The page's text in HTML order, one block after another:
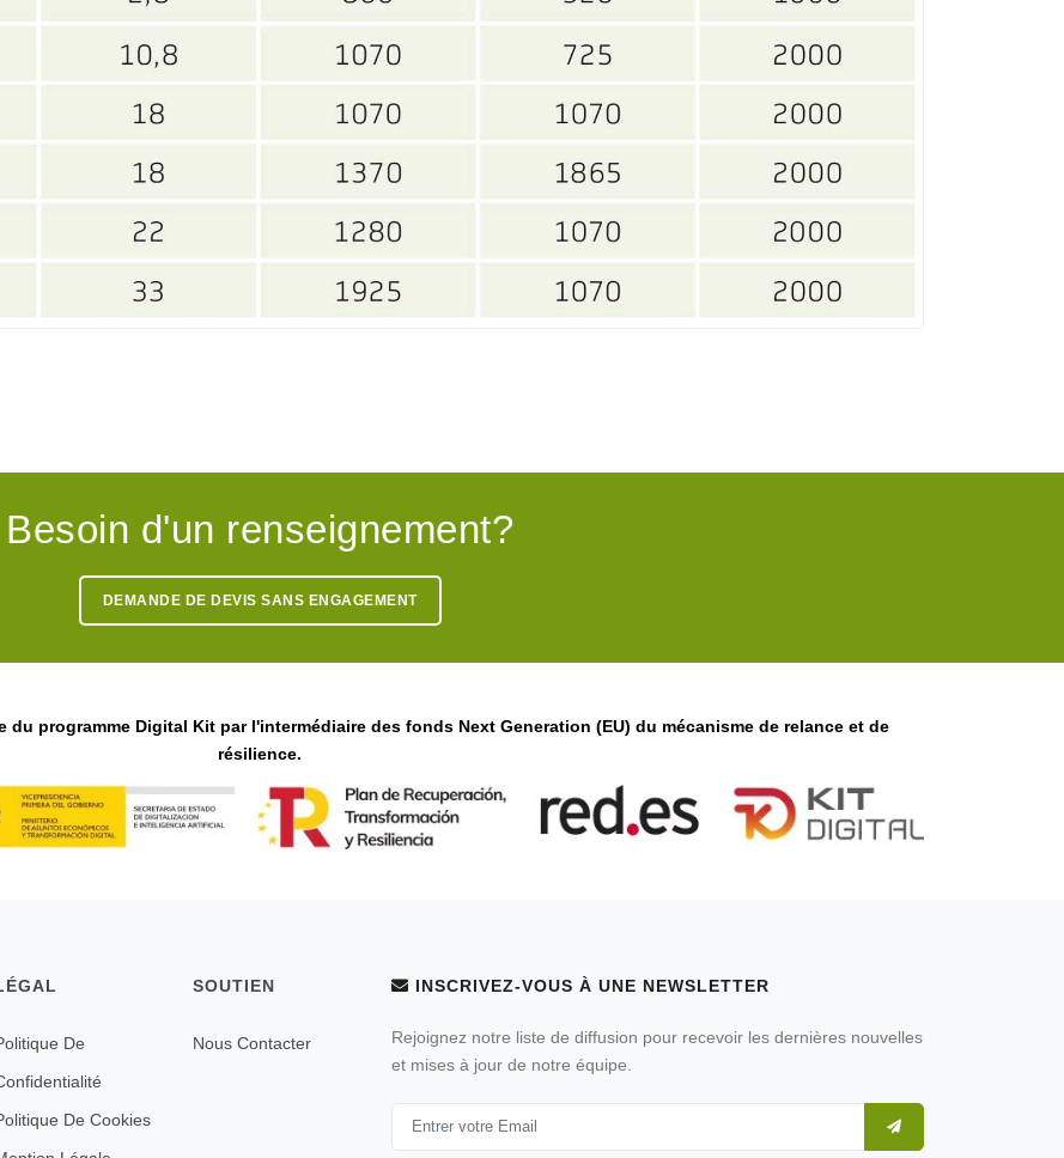
Besoin d'un renseignement?
DEMANDE DE DEVIS SANS ENGAGEMENT
programme Digital Kit par l'intermédiaire des fonds Next Generation (EU) du mécanisme de relance et de
résilience.
De
De Cookies
SOUTIEN
Nous Contacter
INSCRIVEZ-VOUS À UNE NEWSLETTER
Rejoignez notre liste de diffusion pour recevoir les dernières nouvelles
et mises à jour de notre équipe.